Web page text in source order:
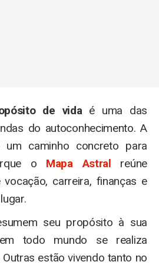
de vidaé uma das
do autoconhecimento. A
um caminho concreto para
o Mapa Astral reúne
carreira, finanças e
seu propósito à sua
todo mundo se realiza
estão vivendo tanto no